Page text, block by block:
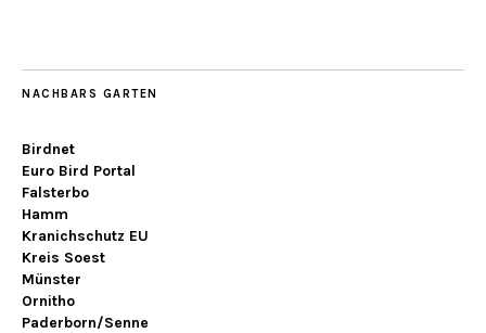
NACHBARS GARTEN
Birdnet
Euro Bird Portal
Falsterbo
Hamm
Kranichschutz EU
Kreis Soest
Münster
Ornitho
Paderborn/Senne